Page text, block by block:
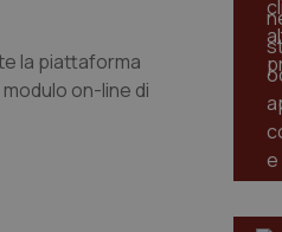
la piattaforma
on-line di